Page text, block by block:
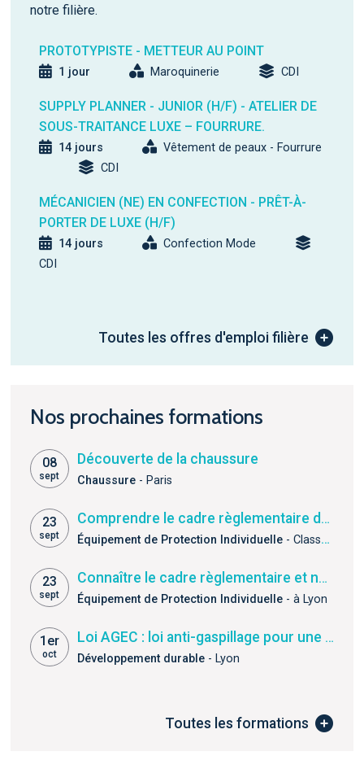
notre filière.
PROTOTYPISTE - METTEUR AU POINT
1 jour Maroquinerie CDI
SUPPLY PLANNER - JUNIOR (H/F) - ATELIER DE
SOUS-TRAITANCE LUXE – FOURRURE.
14 jours
Vêtement de peaux - Fourrure
CDI
MÉCANICIEN (NE) EN CONFECTION - PRÊT-À-
PORTER DE LUXE (H/F)
14 jours
Confection Mode
CDI
Toutes les offres d'emploi filière
Nos prochaines formations
08
sept
Découverte de la chaussure
Chaussure- Paris
23
sept
Comprendre le cadre règlementaire des EPI pour l’obtention du marquage CE
Équipement de Protection Individuelle- Classe virtuelle
23
sept
Connaître le cadre règlementaire et normatif de la certification des EPI chaussures
Équipement de Protection Individuelle- à Lyon
1er
oct
Loi AGEC : loi anti-gaspillage pour une économie circulaire
Développement durable- Lyon
Toutes les formations